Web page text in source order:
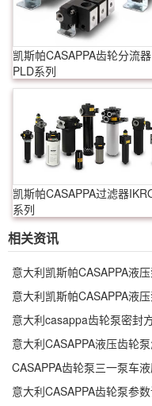
凯斯帕CASAPPA齿轮分流器
PLD系列
凯斯帕CASAPPA过滤器
系列
相关资讯
意大利凯斯帕CASAPPA液
CASAPPA齿轮泵三一泵车